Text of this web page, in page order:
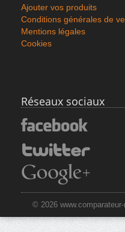
Ajouter vos produits
Conditions générales de
Mentions légales
Cookies
Réseaux sociaux
© 2026